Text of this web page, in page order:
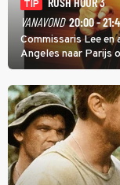
TIP
VANAVOND 20:00 -
Commissaris Lee en
Angeles naar Parijs
hand aan te pakken.